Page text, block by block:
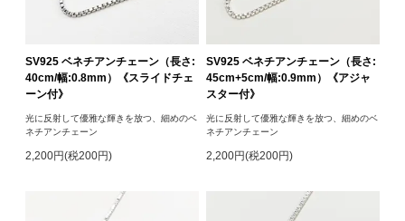
SV925 ベネチアンチェーン（長さ:
40cm/幅:0.8mm）《スライドチェ
ーン付》
光に反射して優雅な輝きを放つ、細めのベ
ネチアンチェーン
2,200円(税200円)
SV925 ベネチアンチェーン（長さ:
45cm+5cm/幅:0.9mm）《アジャ
スター付》
光に反射して優雅な輝きを放つ、細めのベ
ネチアンチェーン
2,200円(税200円)